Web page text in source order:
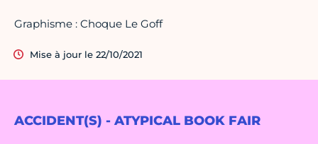
ACCIDENT(S) - ATYPICAL BOOK FAIR
Graphisme : Choque Le Goff
Mise à jour le 22/10/2021